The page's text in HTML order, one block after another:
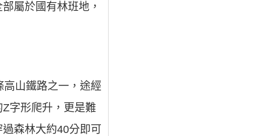
屬於國有林班地，
山鐵路之一，途經
字形爬升，更是難
森林大約40分即可